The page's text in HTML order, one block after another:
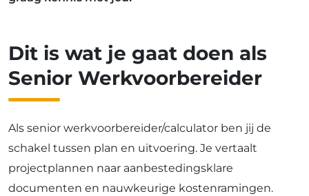
Dit is wat je gaat doen als
Senior Werkvoorbereider
Als senior werkvoorbereider/calculator ben jij de
schakel tussen plan en uitvoering. Je vertaalt
projectplannen naar aanbestedingsklare
documenten en nauwkeurige kostenramingen.